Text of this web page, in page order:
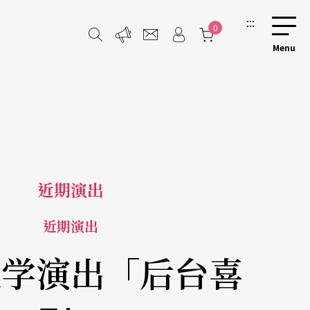
0 :::
近期演出
近期演出
演出「后台喜